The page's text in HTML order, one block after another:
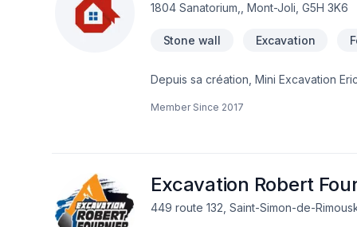
1804 Sanatorium,, Mont-Joli, G5H 3K6
Stone wall Excavation
Depuis sa création, Mini Excavation
desservons Bas St-
Member Since 2017
Excavation Robert
449 route 132, Saint-Simon-de-